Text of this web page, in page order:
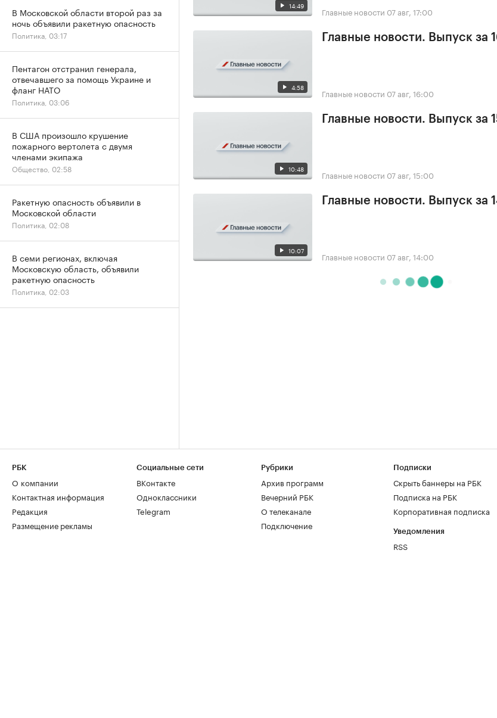
14:49 Главные новости 07 авг, 17:00
4:58
Главные новости. Выпуск за
Главные новости 07 авг, 16:00
10:48
Главные новости. Выпуск за
Главные новости 07 авг, 15:00
10:07
Главные новости. Выпуск за
Главные новости 07 авг, 14:00
В Московской области второй раз за
ночь объявили ракетную опасность
Политика, 03:17
Пентагон отстранил генерала,
отвечавшего за помощь Украине и
фланг НАТО
Политика, 03:06
В США произошло крушение
пожарного вертолета с двумя
членами экипажа
Общество, 02:58
Ракетную опасность объявили в
Московской области
Политика, 02:08
В семи регионах, включая
Московскую область, объявили
ракетную опасность
Политика, 02:03
РБК
О компании
Контактная информация
Редакция
Размещение рекламы
Социальные сети
ВКонтакте
Одноклассники
Telegram
Рубрики
Архив программ
Вечерний РБК
О телеканале
Подключение
Подписки
Скрыть баннеры на РБК
Подписка на РБК
Корпоративная подписка
Уведомления
RSS